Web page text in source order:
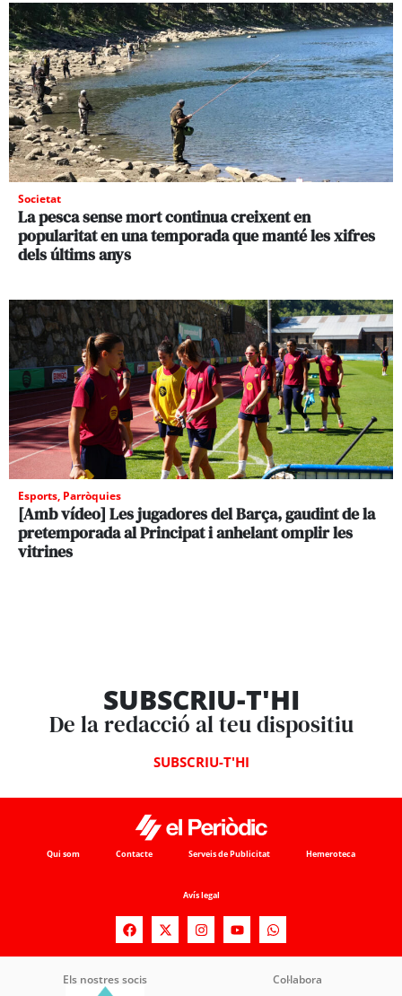
Societat
La pesca sense mort continua creixent en
popularitat en una temporada que manté les xifres
dels últims anys
Esports, Parròquies
[Amb vídeo] Les jugadores del Barça, gaudint de la
pretemporada al Principat i anhelant omplir les
vitrines
SUBSCRIU-T'HI
De la redacció al teu dispositiu
SUBSCRIU-T'HI
Qui som Contacte Serveis de Publicitat Hemeroteca
Avís legal
Els nostres socis Col·labora